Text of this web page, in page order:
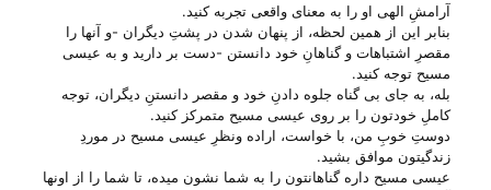
آرامشِ الهی او را به معنای واقعی تجربه کنید.
بنابر این از همین لحظه، از پنهان شدن در پشتِ دیگران -و آنها را
مقصرِ اشتباهات و گناهانِ خود دانستن -دست بر دارید و به عیسی
مسیح توجه کنید.
بله، به جای بی‌ گناه جلوه دادنِ خود و مقصر دانستنِ دیگران، توجه
کاملِ خودتون را بر روی عیسی مسیح متمرکز کنید.
دوستِ خوبِ من، با خواست، اراده ونظرِ عیسی مسیح در موردِ
زندگیتون موافق بشید.
عیسی مسیح داره گناهانتون را به شما نشون میده، تا شما را از اونها